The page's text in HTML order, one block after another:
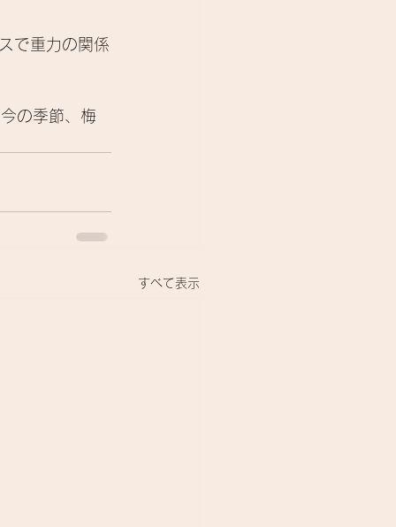
で重力の関係
の季節、梅
すべて表示